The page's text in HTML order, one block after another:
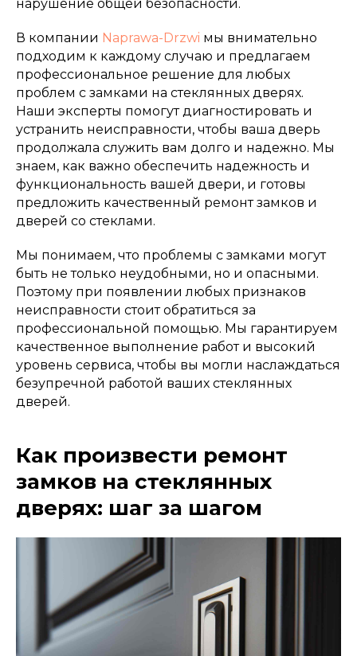
нарушение общей безопасности.
В компании Naprawa-Drzwi мы внимательно
подходим к каждому случаю и предлагаем
профессиональное решение для любых
проблем с замками на стеклянных дверях.
Наши эксперты помогут диагностировать и
устранить неисправности, чтобы ваша дверь
продолжала служить вам долго и надежно. Мы
знаем, как важно обеспечить надежность и
функциональность вашей двери, и готовы
предложить качественный ремонт замков и
дверей со стеклами.
Мы понимаем, что проблемы с замками могут
быть не только неудобными, но и опасными.
Поэтому при появлении любых признаков
неисправности стоит обратиться за
профессиональной помощью. Мы гарантируем
качественное выполнение работ и высокий
уровень сервиса, чтобы вы могли наслаждаться
безупречной работой ваших стеклянных
дверей.
Как произвести ремонт
замков на стеклянных
дверях: шаг за шагом